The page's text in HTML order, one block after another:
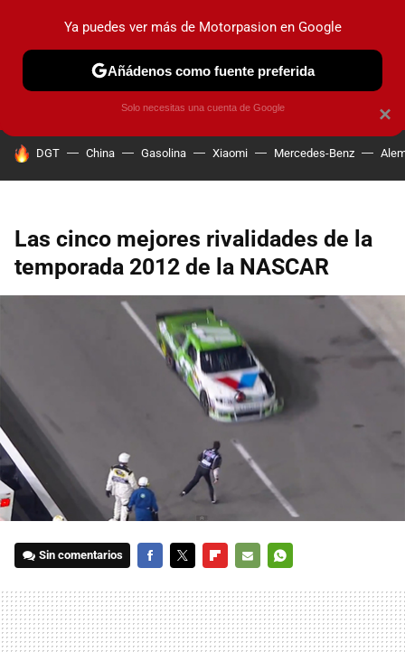
PRUEBAS COCHES ELÉCTRICOS OBSERVATORIO
HOY SE HABLA DE
DGT China Gasolina Xiaomi Mercedes-Benz
Las cinco mejores rivalidades de la
temporada 2012 de la NASCAR
Sin comentarios
MAIL
×
Ya puedes ver más de Motorpasion en Google
Añádenos como fuente preferida
Solo necesitas una cuenta de Google